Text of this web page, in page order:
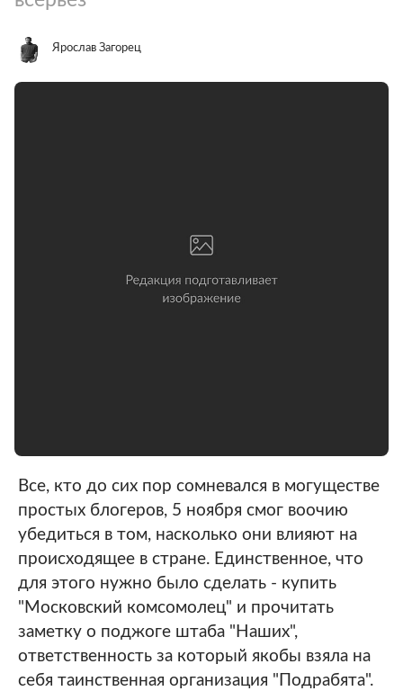
Ярослав Загорец
Все, кто до сих пор сомневался в могуществе
простых блогеров, 5 ноября смог воочию
убедиться в том, насколько они влияют на
происходящее в стране. Единственное, что
для этого нужно было сделать - купить
"Московский комсомолец" и прочитать
заметку о поджоге штаба "Наших",
ответственность за который якобы взяла на
себя таинственная организация "Подрабята".